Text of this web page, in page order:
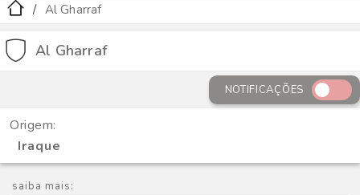
Al Gharraf
Al Gharraf
NOTIFICAÇÕES
Origem:
Iraque
saiba mais: